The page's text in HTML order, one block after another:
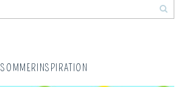
SOMMERINSPIRATION